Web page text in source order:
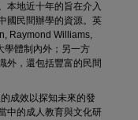
本地近十年的旨在介入
國民間辦學的資源。英
Raymond Williams,
學體制內外；另一方
外，還包括豐富的民間
成效以探知未來的發
中的成人教育與文化研